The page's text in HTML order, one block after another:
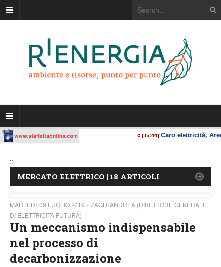
::
MERCATO ELETTRICO | 18 ARTICOLI
MARTEDÌ, 09 LUGLIO 2019
ZAGHI ANDREA (DIRETTORE GENERALE
DI ELETTRICITÀ FUTURA)
Un meccanismo indispensabile
nel processo di
decarbonizzazione